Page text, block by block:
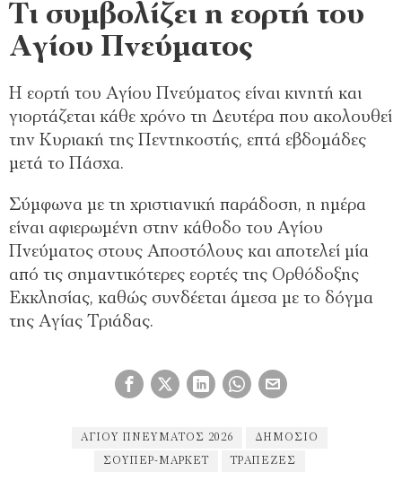
Τι συμβολίζει η εορτή του
Αγίου Πνεύματος
Η εορτή του Αγίου Πνεύματος είναι κινητή και
γιορτάζεται κάθε χρόνο τη Δευτέρα που ακολουθεί
την Κυριακή της Πεντηκοστής, επτά εβδομάδες
μετά το Πάσχα.
Σύμφωνα με τη χριστιανική παράδοση, η ημέρα
είναι αφιερωμένη στην κάθοδο του Αγίου
Πνεύματος στους Αποστόλους και αποτελεί μία
από τις σημαντικότερες εορτές της Ορθόδοξης
Εκκλησίας, καθώς συνδέεται άμεσα με το δόγμα
της Αγίας Τριάδας.
ΑΓΊΟΥ ΠΝΕΎΜΑΤΟΣ 2026 ΔΗΜΌΣΙΟ
ΣΟΥΠΕΡ-ΜΑΡΚΕΤ ΤΡΑΠΕΖΕΣ